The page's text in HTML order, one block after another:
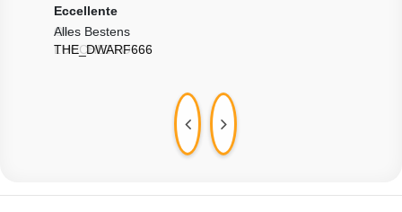
Eccellente
Alles Bestens
THE_DWARF666